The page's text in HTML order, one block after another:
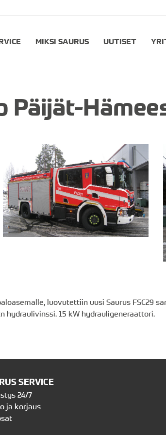
MIKSI SAURUS UUTISET
Päijät-
luovutettiin uusi Saurus FSC29
hydraulivinssi. 15 kW hydrauligeneraattori.
SERVICE
24/7
ja korjaus